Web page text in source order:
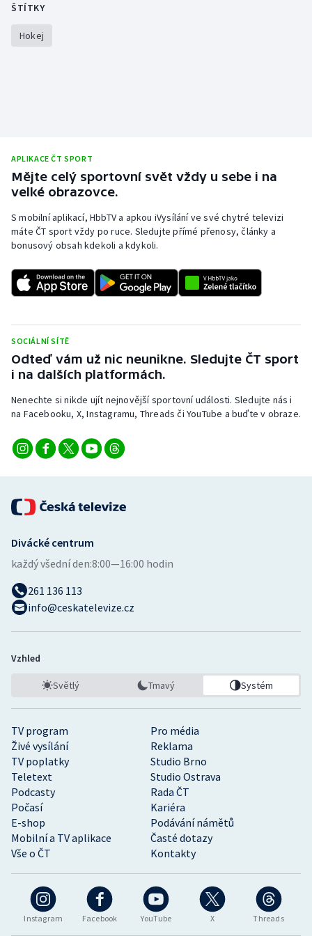
Gymnastika
Krasobruslení
Lezení
Lyže a snowboard
Moderní pětiboj
Motorsport
Olympijské hry
Parasport
Plavání
Rychlobruslení
Short track
Sportovní střelba
Stolní tenis
Vodní slalom
Volejbal
Ostatní
ŠTÍTKY
Hokej
APLIKACE ČT SPORT
Mějte celý sportovní svět vždy u sebe i na
velké obrazovce.
S mobilní aplikací, HbbTV a apkou iVysílání ve své chytré televizi
máte ČT sport vždy po ruce. Sledujte přímé přenosy, články a
bonusový obsah kdekoli a kdykoli.
SOCIÁLNÍ SÍTĚ
Odteď vám už nic neunikne. Sledujte ČT sport
i na dalších platformách.
Nenechte si nikde ujít nejnovější sportovní události. Sledujte nás i
na Facebooku, X, Instagramu, Threads či YouTube a buďte v obraze.
Instagram Facebook YouTube X Threads
TV program
Pro média
Živé vysílání
Reklama
TV poplatky
Studio Brno
Teletext
Studio Ostrava
Podcasty
Rada ČT
Počasí
Kariéra
E-shop
Podávání námětů
Mobilní a TV aplikace
Časté dotazy
Vše o ČT
Kontakty
Divácké centrum
každý všední den:8:00—16:00 hodin
261 136 113
info@ceskatelevize.cz
Vzhled
Světlý Tmavý Systém